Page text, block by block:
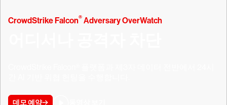
CrowdStrike Falcon®Adversary OverWatch
데모 예약